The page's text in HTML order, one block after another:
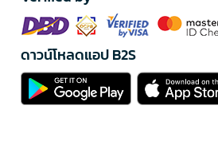
ดาวน์โหลดแอป B2S